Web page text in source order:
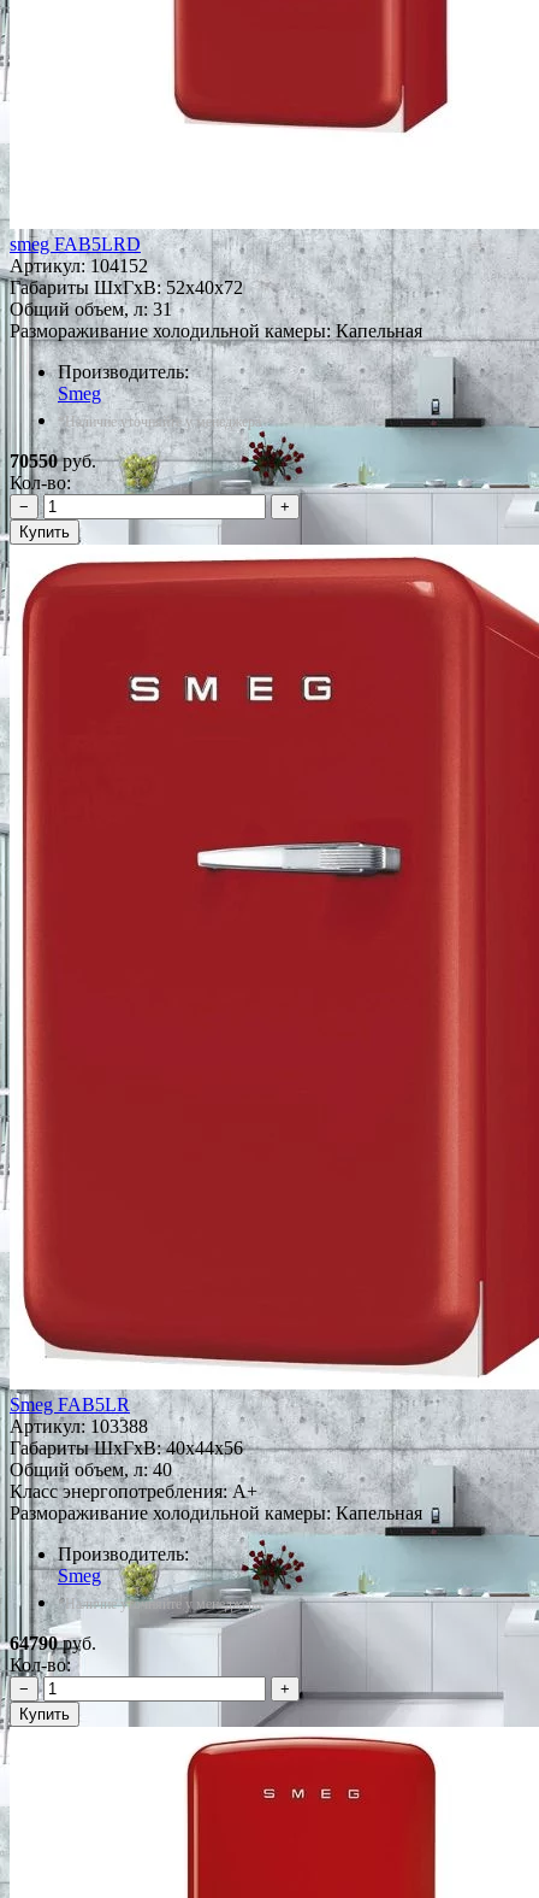
smeg FAB5LRD
Артикул: 104152
Габариты ШxГxВ: 52x40x72
Общий объем, л: 31
Размораживание холодильной камеры: Капельная
Производитель:
Smeg
*Наличие уточняйте у менеджера
70550руб.
Кол-во:
−
+
Купить
Smeg FAB5LR
Артикул: 103388
Габариты ШxГxВ: 40x44x56
Общий объем, л: 40
Класс энергопотребления: A+
Размораживание холодильной камеры: Капельная
Производитель:
Smeg
*Наличие уточняйте у менеджера
64790руб.
Кол-во:
−
+
Купить